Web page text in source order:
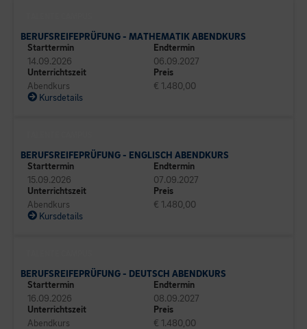
BERUFSREIFEPRÜFUNG - MATHEMATIK ABENDKURS
Starttermin
14.09.2026
Endtermin
06.09.2027
Unterrichtszeit
Abendkurs
Preis
€ 1.480,00
Kursdetails
BERUFSREIFEPRÜFUNG - ENGLISCH ABENDKURS
Starttermin
15.09.2026
Endtermin
07.09.2027
Unterrichtszeit
Abendkurs
Preis
€ 1.480,00
Kursdetails
BERUFSREIFEPRÜFUNG - DEUTSCH ABENDKURS
Starttermin
16.09.2026
Endtermin
08.09.2027
Unterrichtszeit
Abendkurs
Preis
€ 1.480,00